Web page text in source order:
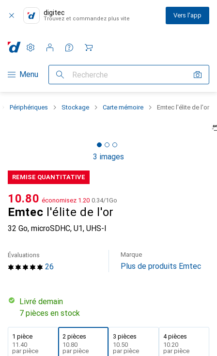
digitec
Trouvez et commandez plus vite Vers l'app
Navigation par catégorie
Menu Recherche
Paramètres
Compte client
Listes de comparaison
Listes d'envies
Panier
Périphériques Stockage Carte mémoire Emtec l'élite de l'or
3 images
REMISE QUANTITATIVE
Emtec l'élite de l'or
32 Go, microSDHC, U1, UHS-I
CHF
10.80 économisez CHF
1.20 CHF
0.34/1Go
26
Évaluations Marque
Plus de produits Emtec
Livré demain
7 pièces en stock
1 pièce
CHF
11.40
par pièce
2 pièces
CHF
10.80
par pièce
3 pièces
CHF
10.50
par pièce
4 pièces
CHF
10.20
par pièce